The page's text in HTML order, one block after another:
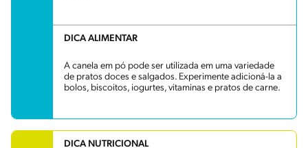
DICA ALIMENTAR
A canela em pó pode ser utilizada em uma variedade
de pratos doces e salgados. Experimente adicioná-la a
bolos, biscoitos, iogurtes, vitaminas e pratos de carne.
DICA NUTRICIONAL